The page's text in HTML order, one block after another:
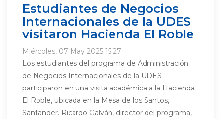
Estudiantes de Negocios
Internacionales de la UDES
visitaron Hacienda El Roble
Miércoles, 07 May 2025 15:27
Los estudiantes del programa de Administración
de Negocios Internacionales de la UDES
participaron en una visita académica a la Hacienda
El Roble, ubicada en la Mesa de los Santos,
Santander. Ricardo Galván, director del programa,